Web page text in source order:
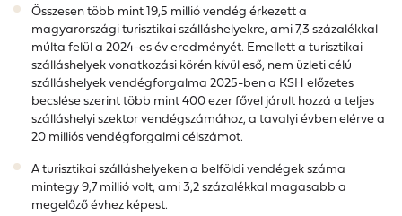
Összesen több mint 19,5 millió vendég érkezett a
magyarországi turisztikai szálláshelyekre, ami 7,3 százalékkal
múlta felül a 2024-es év eredményét. Emellett a turisztikai
szálláshelyek vonatkozási körén kívül eső, nem üzleti célú
szálláshelyek vendégforgalma 2025-ben a KSH előzetes
becslése szerint több mint 400 ezer fővel járult hozzá a teljes
szálláshelyi szektor vendégszámához, a tavalyi évben elérve a
20 milliós vendégforgalmi célszámot.
A turisztikai szálláshelyeken a belföldi vendégek száma
mintegy 9,7 millió volt, ami 3,2 százalékkal magasabb a
megelőző évhez képest.